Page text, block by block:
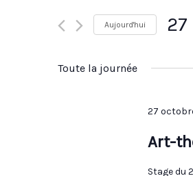
navigation
vues
Rechercher
Évènements
mot-
Aujourd'hui
Toute la journée
27
Art-
Stage du